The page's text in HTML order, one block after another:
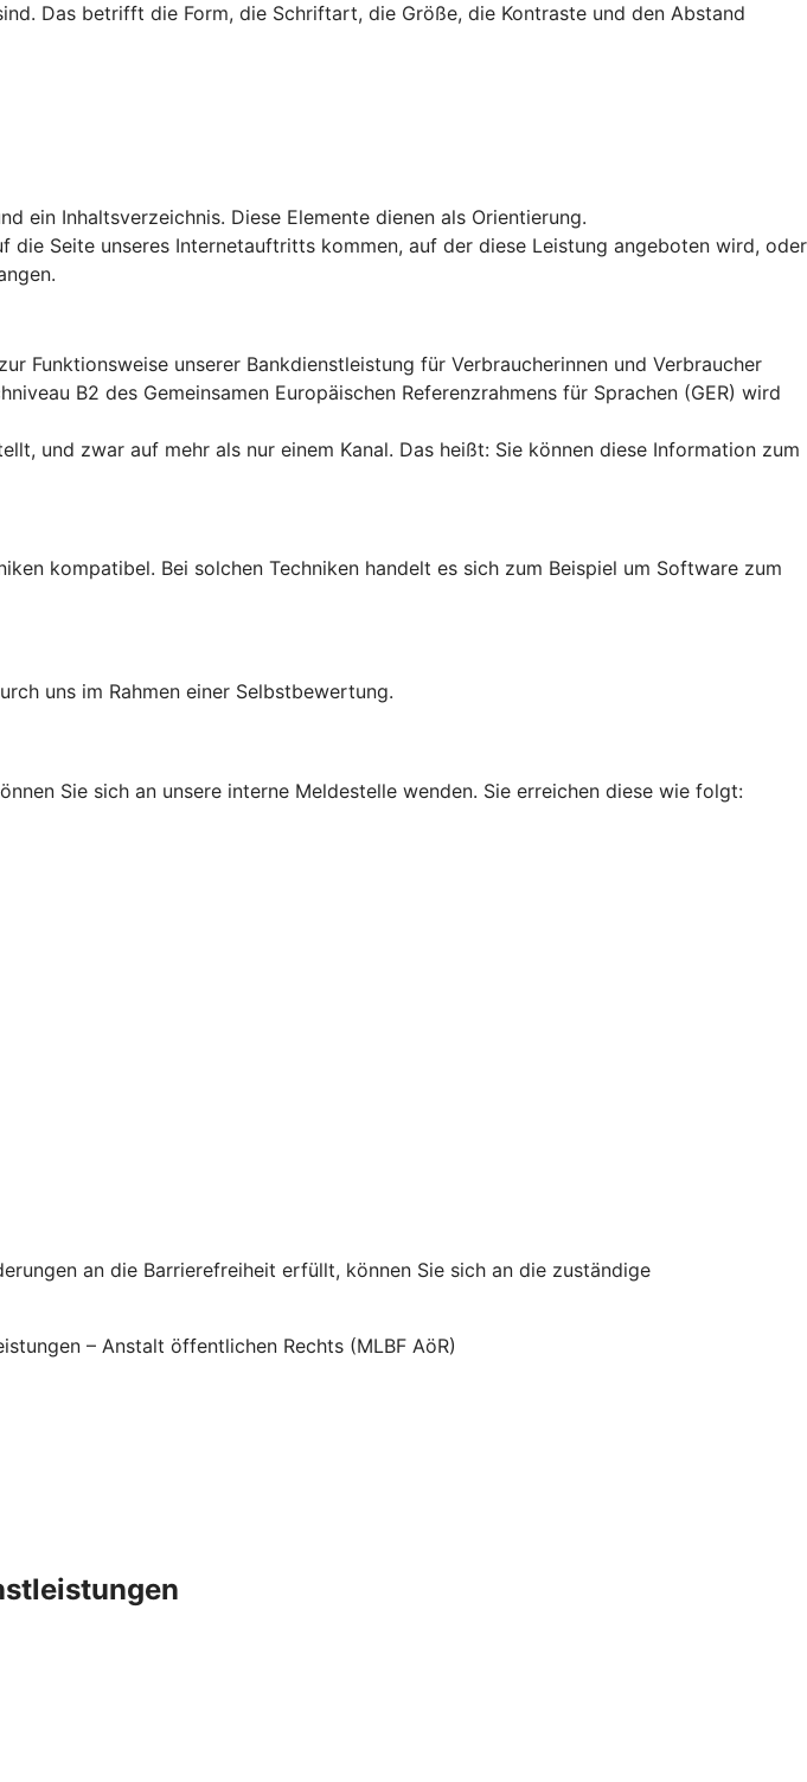
Das betrifft die Form, die Schriftart, die Größe, die Kontraste und den Abstand
ein Inhaltsverzeichnis. Diese Elemente dienen als Orientierung.
Seite unseres Internetauftritts kommen, auf der diese Leistung angeboten wird, oder
Funktionsweise unserer Bankdienstleistung für Verbraucherinnen und Verbraucher
B2 des Gemeinsamen Europäischen Referenzrahmens für Sprachen (GER) wird
und zwar auf mehr als nur einem Kanal. Das heißt: Sie können diese Information zum
kompatibel. Bei solchen Techniken handelt es sich zum Beispiel um Software zum
uns im Rahmen einer Selbstbewertung.
Sie sich an unsere interne Meldestelle wenden. Sie erreichen diese wie folgt:
an die Barrierefreiheit erfüllt, können Sie sich an die zuständige
– Anstalt öffentlichen Rechts (MLBF AöR)